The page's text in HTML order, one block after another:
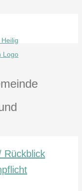
Rückblick